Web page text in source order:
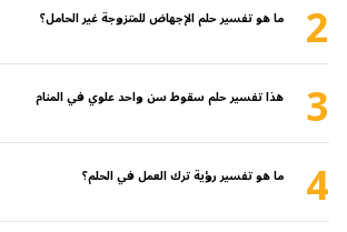
2 ما هو تفسير حلم الإجهاض للمتزوجة غير الحامل؟
3 هذا تفسير حلم سقوط سن واحد علوي في المنام
4 ما هو تفسير رؤية ترك العمل في الحلم؟